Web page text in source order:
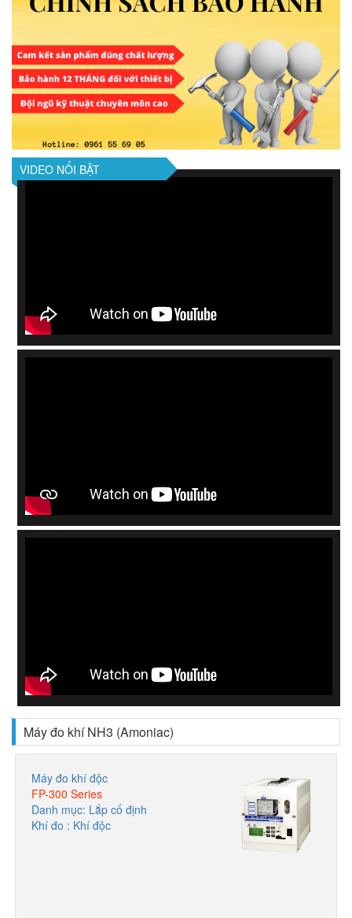
VIDEO NỔI BẬT
Máy đo khí NH3 (Amoniac)
Máy đo khí độc
FP-300 Series
Danh mục: Lắp cố định
Khí đo : Khí độc